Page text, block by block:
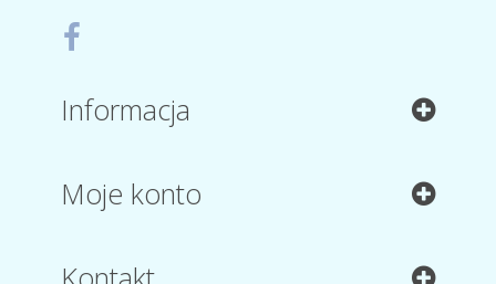
Informacja
Moje konto